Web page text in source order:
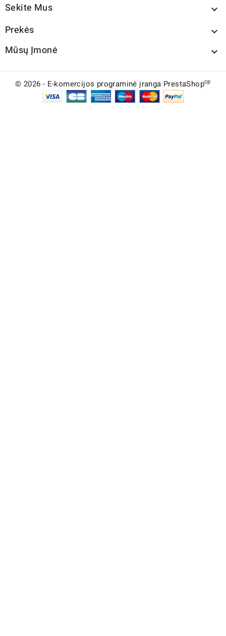
Sekite Mus 
Prekės 
Mūsų Įmonė 
© 2026 - E-komercijos programinė įranga PrestaShopcp